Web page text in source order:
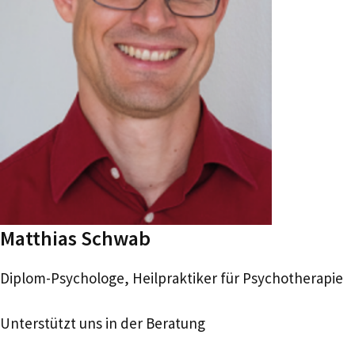
Matthias Schwab
Diplom-Psychologe, Heilpraktiker für Psychotherapie
Unterstützt uns in der Beratung